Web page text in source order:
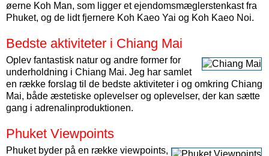
øerne Koh Man, som ligger et ejendomsmæglerstenkast fra
Phuket, og de lidt fjernere Koh Kaeo Yai og Koh Kaeo Noi.
Bedste aktiviteter i Chiang Mai
Oplev fantastisk natur og andre former for
underholdning i Chiang Mai. Jeg har samlet
en række forslag til de bedste aktiviteter i og omkring Chiang
Mai, både æstetiske oplevelser og oplevelser, der kan sætte
gang i adrenalinproduktionen.
Phuket Viewpoints
Phuket byder på en række viewpoints,